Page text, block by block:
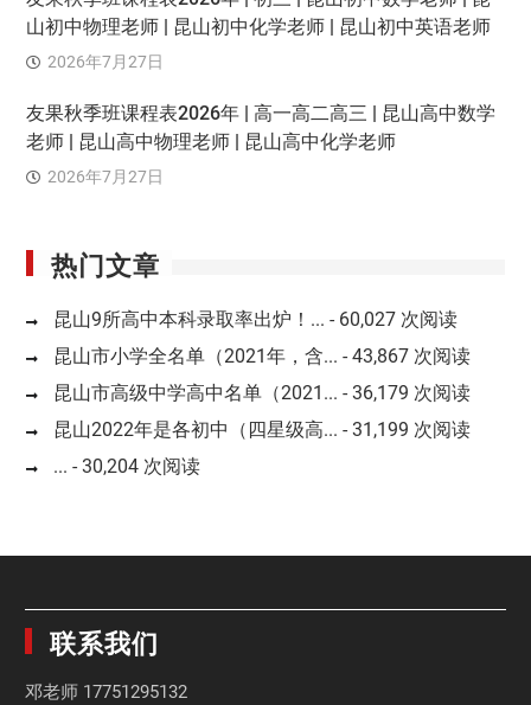
山初中物理老师 | 昆山初中化学老师 | 昆山初中英语老师
2026年7月27日
友果秋季班课程表2026年 | 高一高二高三 | 昆山高中数学
老师 | 昆山高中物理老师 | 昆山高中化学老师
2026年7月27日
热门文章
昆山9所高中本科录取率出炉！... - 60,027 次阅读
昆山市小学全名单（2021年，含... - 43,867 次阅读
昆山市高级中学高中名单（2021... - 36,179 次阅读
昆山2022年是各初中（四星级高... - 31,199 次阅读
... - 30,204 次阅读
联系我们
邓老师 17751295132